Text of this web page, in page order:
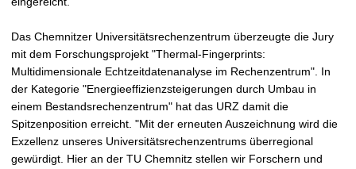
Das Chemnitzer Universitätsrechenzentrum überzeugte die Jury
mit dem Forschungsprojekt "Thermal-Fingerprints:
Multidimensionale Echtzeitdatenanalyse im Rechenzentrum". In
der Kategorie "Energieeffizienzsteigerungen durch Umbau in
einem Bestandsrechenzentrum" hat das URZ damit die
Spitzenposition erreicht. "Mit der erneuten Auszeichnung wird die
Exzellenz unseres Universitätsrechenzentrums überregional
gewürdigt. Hier an der TU Chemnitz stellen wir Forschern und